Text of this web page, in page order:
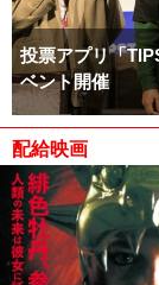
投票アプリ「
ベント開催
配給映画